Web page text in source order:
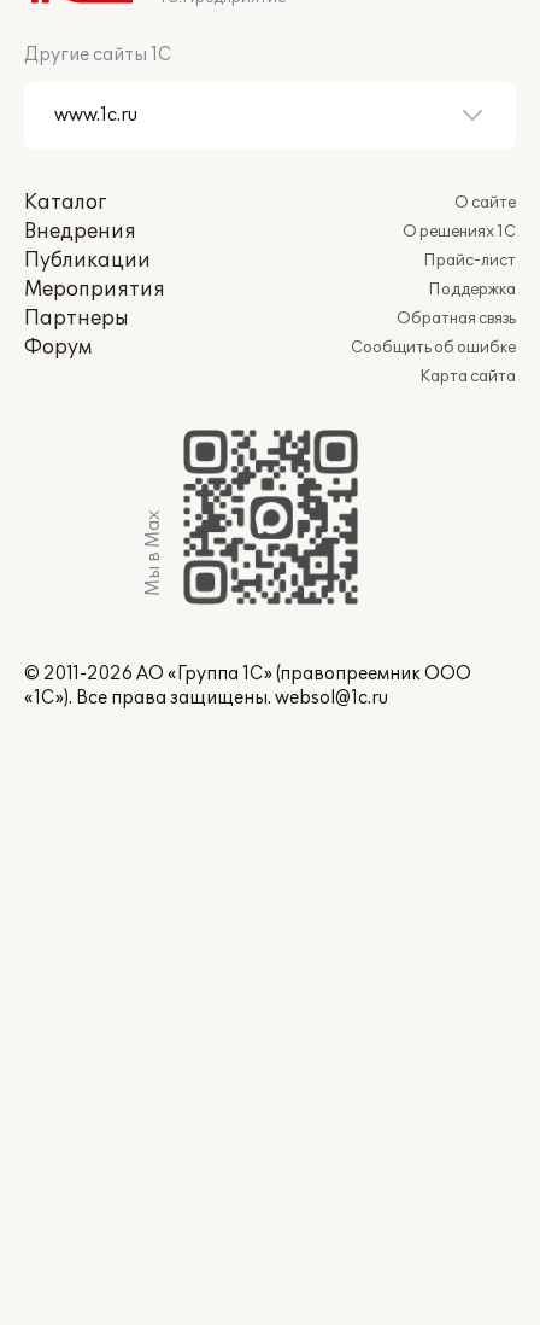
Другие сайты 1С
Каталог
Внедрения
Публикации
Мероприятия
Партнеры
Форум
О сайте
О решениях 1С
Прайс-лист
Поддержка
Обратная связь
Сообщить об ошибке
Карта сайта
Мы в Max
© 2011-2026 АО «Группа 1С» (правопреемник ООО
«1С»). Все права защищены. websol@1c.ru